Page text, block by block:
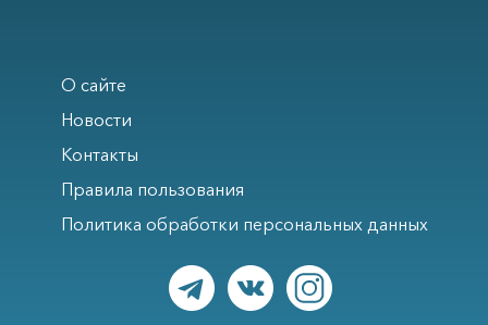
О сайте
Новости
Контакты
Правила пользования
Политика обработки персональных данных